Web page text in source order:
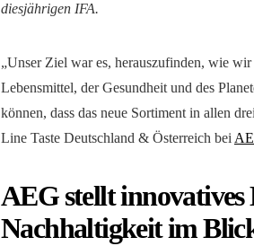
diesjährigen IFA.
„Unser Ziel war es, herauszufinden, wie
Lebensmittel, der Gesundheit und des
können, dass das neue Sortiment in allen
Line Taste Deutschland & Österreich bei
AEG stellt
Nachhaltigkeit im